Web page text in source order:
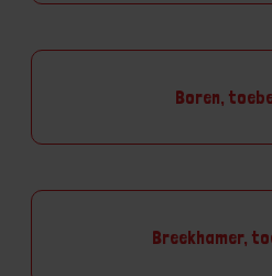
Boren,
Breekhamer,